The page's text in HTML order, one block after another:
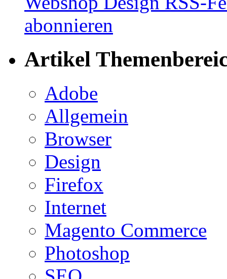
Artikel
Adobe
Allgemein
Browser
Design
Firefox
Internet
Magento Commerce
Photoshop